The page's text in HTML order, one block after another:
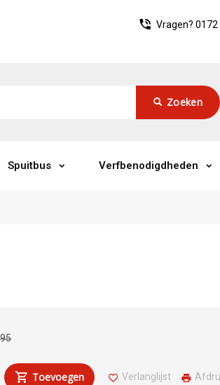
Vragen? 0172
Zoeken
Spuitbus Verfbenodigdheden
Toevoegen Verlanglijst